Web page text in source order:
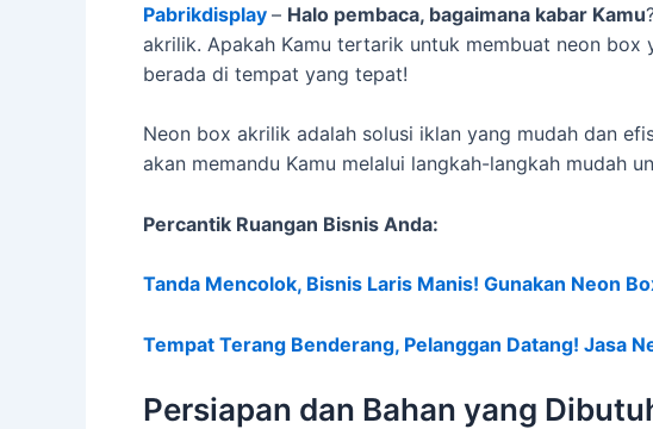
Pabrikdisplay – Halo pembaca, bagaimana kabar Kamu
akrilik. Apakah Kamu tertarik untuk membuat neon box
berada di tempat yang tepat!
Neon box akrilik adalah solusi iklan yang mudah dan
akan memandu Kamu melalui langkah-langkah mudah
Percantik Ruangan Bisnis Anda:
Tanda Mencolok, Bisnis Laris Manis! Gunakan Neon
Tempat Terang Benderang, Pelanggan Datang! Jasa
Persiapan dan Bahan yang